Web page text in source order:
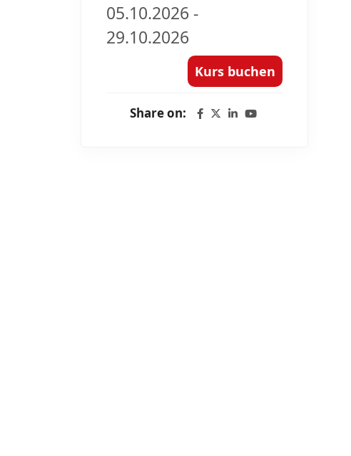
05.10.2026 -
29.10.2026
Kurs buchen
Share on: